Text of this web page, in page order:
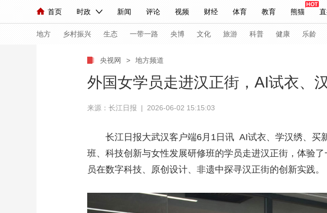
首页 时政 新闻 评论 视频 财经 体育 教育 熊猫
人民领袖习近平 联播+ 中国领导人 央视快评 习式妙语 热解读 天天学习
直播 栏目大全 节目单 听音 微视频 主持人 下载央视影音
海外频道 iPanda English Монгол
地方 乡村振兴 生态 一带一路 央博 文化 旅游 科普 健康 乐龄
联播+ 热解读 天天学习 习式妙语 央视快评 央
小央视频 小央直播 直播中国 熊猫频道 VR/AR 4K专区
前线 比划 快看 蓝海中国 新兵请入列 人生第一次 人生
2026年世界杯 2026年冬奥会 CBA NBA 中
央视网 > 地方频道
外国女学员走进汉正街，AI试衣、
来源：长江日报 | 2026-06-02 15:15:03
长江日报大武汉客户端6月1日讯 AI试衣、学汉绣、
班、科技创新与女性发展研修班的学员走进汉正街，体验
员在数字科技、原创设计、非遗中探寻汉正街的创新实践。